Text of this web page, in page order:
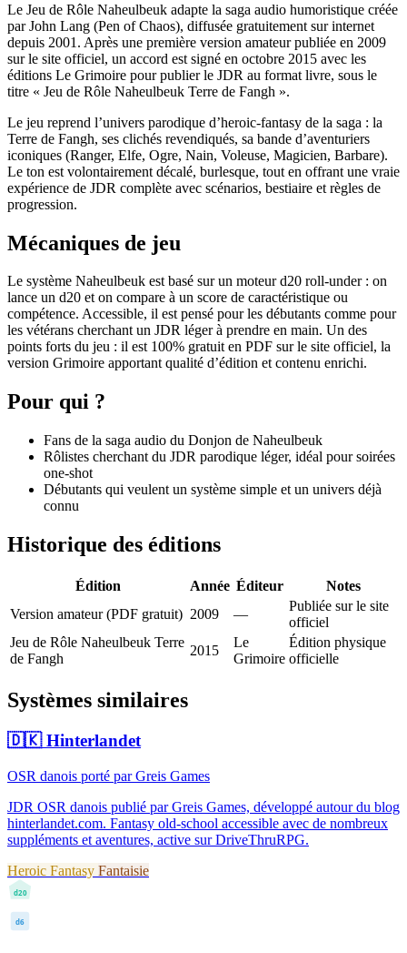
Le Jeu de Rôle Naheulbeuk adapte la saga audio humoristique créée
par John Lang (Pen of Chaos), diffusée gratuitement sur internet
depuis 2001. Après une première version amateur publiée en 2009
sur le site officiel, un accord est signé en octobre 2015 avec les
éditions Le Grimoire pour publier le JDR au format livre, sous le
titre « Jeu de Rôle Naheulbeuk Terre de Fangh ».
Le jeu reprend l’univers parodique d’heroic-fantasy de la saga : la
Terre de Fangh, ses clichés revendiqués, sa bande d’aventuriers
iconiques (Ranger, Elfe, Ogre, Nain, Voleuse, Magicien, Barbare).
Le ton est volontairement décalé, burlesque, tout en offrant une vraie
expérience de JDR complète avec scénarios, bestiaire et règles de
progression.
Mécaniques de jeu
Le système Naheulbeuk est basé sur un moteur d20 roll-under : on
lance un d20 et on compare à un score de caractéristique ou
compétence. Accessible, il est pensé pour les débutants comme pour
les vétérans cherchant un JDR léger à prendre en main. Un des
points forts du jeu : il est 100% gratuit en PDF sur le site officiel, la
version Grimoire apportant qualité d’édition et contenu enrichi.
Pour qui ?
Fans de la saga audio du Donjon de Naheulbeuk
Rôlistes cherchant du JDR parodique léger, idéal pour soirées
one-shot
Débutants qui veulent un système simple et un univers déjà
connu
Historique des éditions
Édition Année Éditeur
Notes
Version amateur (PDF gratuit) 2009 —
Publiée sur le site
officiel
Jeu de Rôle Naheulbeuk Terre
de Fangh
2015
Le
Grimoire
Édition physique
officielle
Systèmes similaires
🇩🇰Hinterlandet
OSR danois porté par Greis Games
JDR OSR danois publié par Greis Games, développé autour du blog
hinterlandet.com. Fantasy old-school accessible avec de nombreux
suppléments et aventures, active sur DriveThruRPG.
Heroic Fantasy Fantaisie
d20
d6